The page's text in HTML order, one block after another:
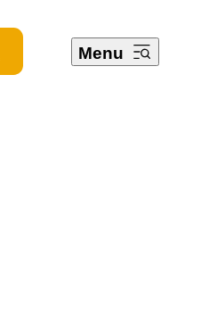
Menu